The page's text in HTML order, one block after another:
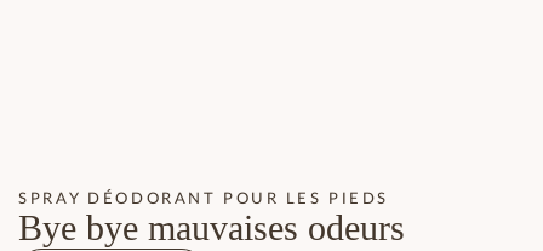
SPRAY DÉODORANT POUR LES PIEDS
Bye bye mauvaises odeurs